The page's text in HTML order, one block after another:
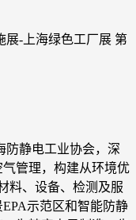
防静电工业协会，深
管理，构建从环境优
料、设备、检测及服
示范区和智能防静